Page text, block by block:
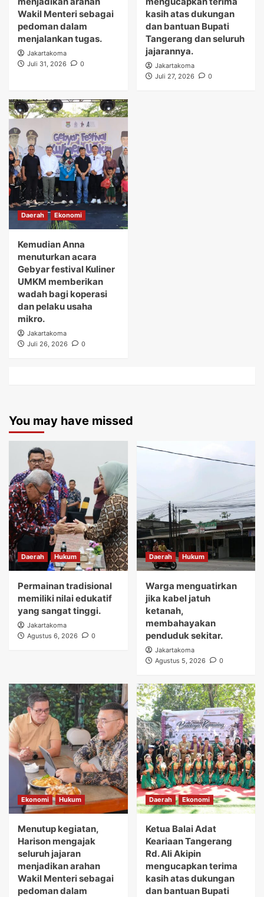
Wakil Menteri sebagai
pedoman dalam
menjalankan tugas.
Jakartakoma
Juli 31, 2026
0
kasih atas dukungan
dan bantuan Bupati
Tangerang dan seluruh
jajarannya.
Jakartakoma
Juli 27, 2026
0
Daerah Ekonomi
Kemudian Anna
menuturkan acara
Gebyar festival Kuliner
UMKM memberikan
wadah bagi koperasi
dan pelaku usaha
mikro.
Jakartakoma
Juli 26, 2026
0
You may have missed
Daerah Hukum
Permainan tradisional
memiliki nilai edukatif
yang sangat tinggi.
Jakartakoma
Agustus 6, 2026
0
Daerah Hukum
Warga menguatirkan
jika kabel jatuh
ketanah,
membahayakan
penduduk sekitar.
Jakartakoma
Agustus 5, 2026
0
Ekonomi Hukum
Menutup kegiatan,
Harison mengajak
seluruh jajaran
menjadikan arahan
Wakil Menteri sebagai
pedoman dalam
Daerah Ekonomi
Ketua Balai Adat
Keariaan Tangerang
Rd. Ali Akipin
mengucapkan terima
kasih atas dukungan
dan bantuan Bupati